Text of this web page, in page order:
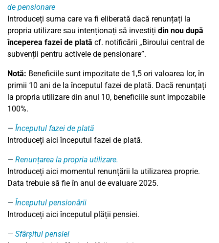
de pensionare
Introduceți suma care va fi eliberată dacă renunțați la
propria utilizare sau intenționați să investiți din nou după
începerea fazei de plată cf. notificării „Biroului central de
subvenții pentru activele de pensionare”.
Notă: Beneficiile sunt impozitate de 1,5 ori valoarea lor, în
primii 10 ani de la începutul fazei de plată. Dacă renunțați
la propria utilizare din anul 10, beneficiile sunt impozabile
100%.
Începutul fazei de plată
Introduceți aici începutul fazei de plată.
Renunțarea la propria utilizare.
Introduceți aici momentul renunțării la utilizarea proprie.
Data trebuie să fie în anul de evaluare 2025.
Începutul pensionării
Introduceți aici începutul plății pensiei.
Sfârșitul pensiei